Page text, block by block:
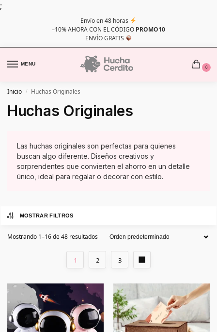
;
Envío en 48 horas
–10% AHORA CON EL CÓDIGO PROMO10
ENVÍO GRATIS
MENU
0
Inicio / Huchas Originales
Huchas Originales
Las huchas originales son perfectas para quienes
buscan algo diferente. Diseños creativos y
sorprendentes que convierten el ahorro en un detalle
único, ideal para regalar o decorar con estilo.
MOSTRAR FILTROS
Mostrando 1–16 de 48 resultados
1 2 3